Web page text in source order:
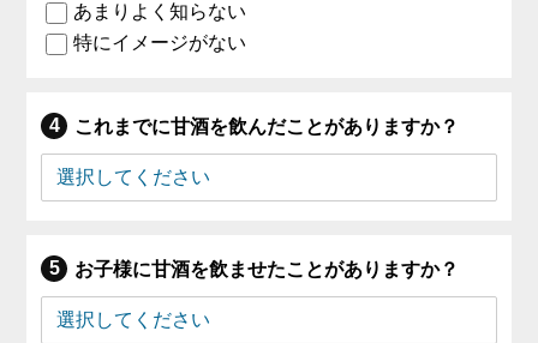
あまりよく知らない
特にイメージがない
これまでに甘酒を飲んだことがありますか？
お子様に甘酒を飲ませたことがありますか？